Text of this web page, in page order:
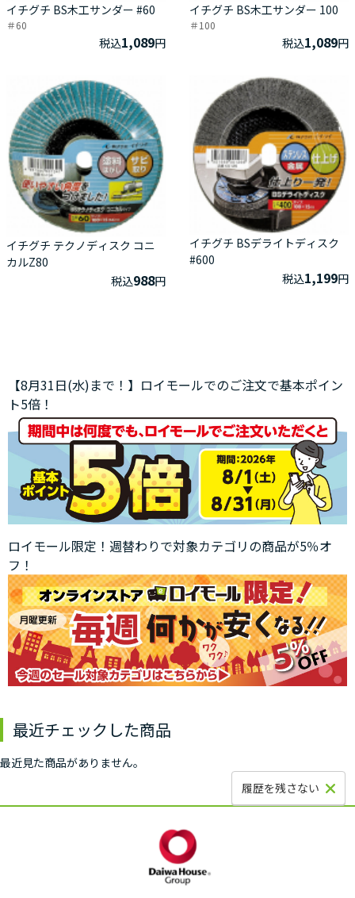
イチグチ BS木工サンダー #60
＃60
税込1,089円
イチグチ BS木工サンダー 100
＃100
税込1,089円
イチグチ テクノディスク コニ
カルZ80
税込988円
イチグチ BSデライトディスク
#600
税込1,199円
【8月31日(水)まで！】ロイモールでのご注文で基本ポイン
ト5倍！
ロイモール限定！週替わりで対象カテゴリの商品が5％オ
フ！
最近チェックした商品
最近見た商品がありません。
履歴を残さない